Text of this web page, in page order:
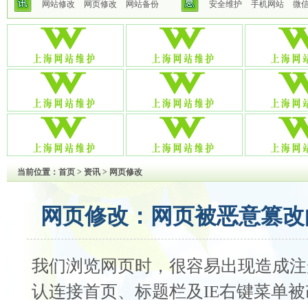
网站修改
网页修改 网站备份
安全维护
手机网站 微
当前位置： 首页 > 资讯 > 网页修改
网页修改：网页被恶意篡
我们浏览网页时，很容易出现造成
认连接首页、标题栏及IE右键菜单